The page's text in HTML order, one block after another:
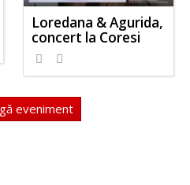
Loredana & Agurida,
concert la Coresi
eveniment